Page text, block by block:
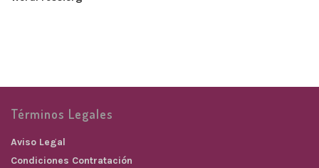
Términos Legales
Aviso Legal
Condiciones Contratación